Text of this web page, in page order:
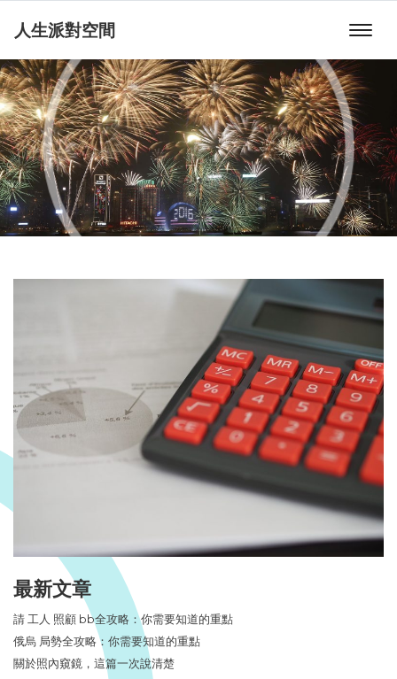
人生派對空間
最新文章
請 工人 照顧 bb全攻略：你需要知道的重點
俄烏 局勢全攻略：你需要知道的重點
關於照內窺鏡，這篇一次說清楚